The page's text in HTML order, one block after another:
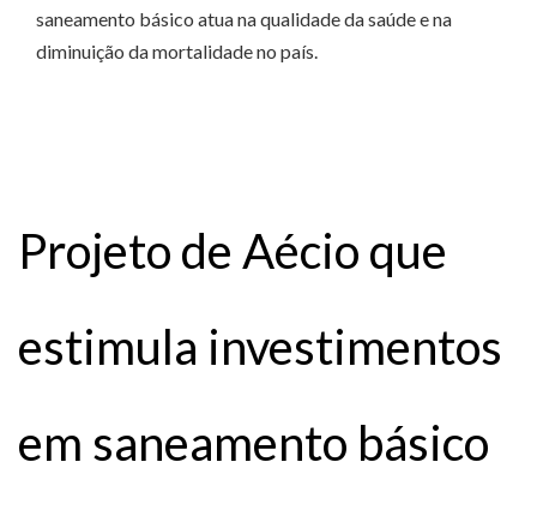
saneamento básico atua na qualidade da saúde e na
diminuição da mortalidade no país.
Projeto de Aécio que
estimula investimentos
em saneamento básico